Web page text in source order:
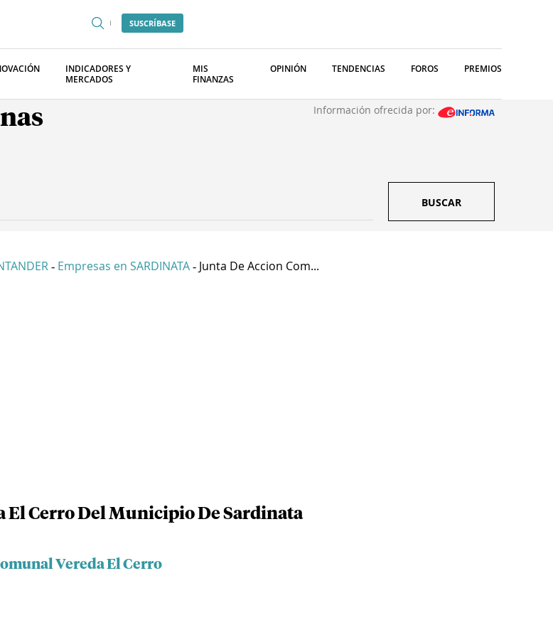
SUSCRÍBASE
INDICADORES Y
MERCADOS
MIS
FINANZAS
OPINIÓN TENDENCIAS FOROS PREMIOS
Información ofrecida por:
BUSCAR
- Empresas en SARDINATA - Junta De Accion Com...
El Cerro Del Municipio De Sardinata
Vereda El Cerro